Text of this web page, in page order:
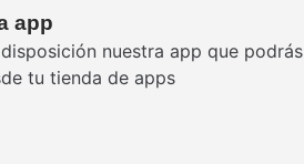
app
nuestra app que podrás
tu tienda de apps